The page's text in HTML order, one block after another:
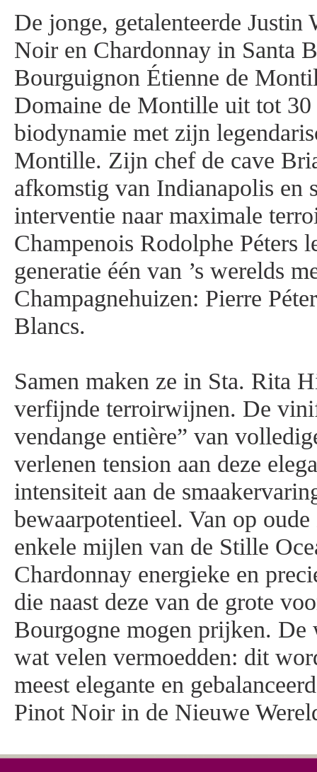
De jonge, getalenteerde
Noir en Chardonnay in Santa
Bourguignon Étienne de
Domaine de Montille uit tot 30
biodynamie met zijn
Montille. Zijn chef de cave
afkomstig van Indianapolis en
interventie naar maximale
Champenois Rodolphe Péters
generatie één van ’s werelds
Champagnehuizen: Pierre
Blancs.
Samen maken ze in Sta. Rita
verfijnde terroirwijnen. De
vendange entière” van
verlenen tension aan deze
intensiteit aan de
bewaarpotentieel. Van op oude
enkele mijlen van de Stille
Chardonnay energieke en
die naast deze van de grote
Bourgogne mogen prijken. De
wat velen vermoedden: dit
meest elegante en
Pinot Noir in de Nieuwe